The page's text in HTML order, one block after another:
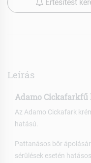
Értesítést
Leírás
Adamo Cickafarkfű
Az Adamo Cickafark
hatású.
Pattanásos bőr
sérülések esetén hatásos.